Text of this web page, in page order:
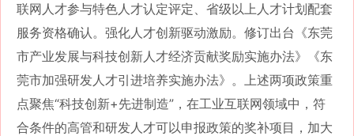
联网人才参与特色人才认定评定、省级以上人才计划配套
服务资格确认。强化人才创新驱动激励。修订出台《东莞
市产业发展与科技创新人才经济贡献奖励实施办法》《东
莞市加强研发人才引进培养实施办法》。上述两项政策重
点聚焦“科技创新+先进制造”，在工业互联网领域中，符
合条件的高管和研发人才可以申报政策的奖补项目，加大